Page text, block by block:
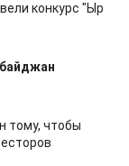
конкурс "Ыр
тому, чтобы